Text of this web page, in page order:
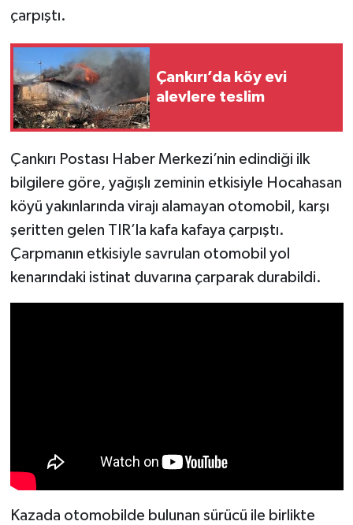
çarpıştı.
Çankırı’da köy evi
alevlere teslim
Çankırı Postası Haber Merkezi’nin edindiği ilk
bilgilere göre, yağışlı zeminin etkisiyle Hocahasan
köyü yakınlarında virajı alamayan otomobil, karşı
şeritten gelen TIR’la kafa kafaya çarpıştı.
Çarpmanın etkisiyle savrulan otomobil yol
kenarındaki istinat duvarına çarparak durabildi.
Kazada otomobilde bulunan sürücü ile birlikte
DÜNYA